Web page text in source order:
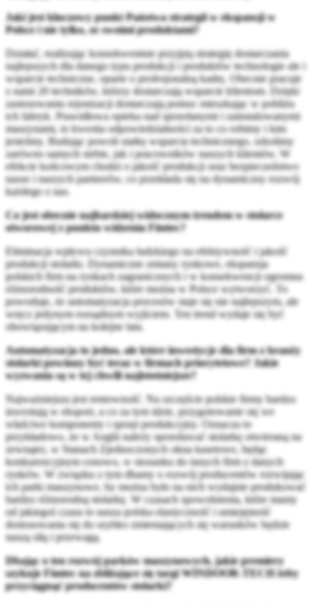
Jaki jest kluczowy punkt Państwa strategii w ekspansji w
Polsce i nie tylko, ze swoimi produktami?
Działać, realizując konsekwentnie przyjętą strategię dostarczania
najlepszych dla danego typu produkcji i produktów technologie ale i
wsparcie techniczne, oparte o profesjonalną kadrę. Obecnie pracuje
z nami 20 techników, którzy dostarczają wsparcie klientom. Dzięki
zastosowaniu rejonizacji dostarczają pomoc mieszkając w pobliżu
ich fabryk. Prawidłowa opieka nad sprzedanymi i zainstalowanymi
maszynami, to kwestia odpowiedzialności za to co robimy i kim
jesteśmy. Budując powoli siatkę wsparcia technicznego, szkolimy
zarówno samych siebie, jak i pracowników naszych klientów. W
efekcie końcowym chodzi o jakość produkcji oraz bezpieczeństwo
nasze i naszych partnerów, co przekłada się na dynamiczny rozwój
każdego z nas.
Co jest obecnie najbardziej widocznym trendem w stolarce
otworowej z punktu widzenia Fimtec?
Eliminacja wpływu czynnika ludzkiego na efektywność i jakość
produkcji stolarki. Dynamiczne zmiany rynkowe, ekspansja
polskich firm na rynkach zagranicznych i w konsekwencji ogromna
różnorodność produktów, które można w Polsce wytworzyć. To
powoduje, że automatyzacja procesów staje się nie najlepszym, ale
wręcz jedynym rozsądnym wyjściem. Ten trend wydaje się być
obowiązującym na kolejne lata.
Automatyzacja to jedno, ale które inwestycje dla firm z branży
stolarki powinny być teraz w firmach priorytetowe? Jakie
wyzwania są w tej chwili najistotniejsze?
Najważniejsza jest rentowność. Na szczęście polskie firmy bardzo
inwestują w eksport, a co za tym idzie, przygotowanie się we
właściwe komponenty i sprzęt produkcyjny. Oznacza to
przykładowo, że w Anglii należy sprzedawać stolarkę otwieraną na
zewnątrz, w Stanach Zjednoczonych okna kasetowe, będąc
konkurencyjnym cenowo, w stosunku do innych firm z danych
rynków. W związku z tym dbamy o rozwój producentów rozwijając
ich parki maszynowe, by można było na nich wydajnie produkować
bardzo różnorodną stolarkę. W czasach spowolnienia, które mamy
od jakiegoś czasu to nasza polska elastyczność i umiejętność
dostosowania się do szybko zmieniających się warunków będzie
naszą siłą i przewagą.
Dbając o ten rozwój parków maszynowych, jakie premiery
szykuje Fimtec na zbliżające się targi WINDOOR-TECH żeby
przyciągnąć producentów stolarki?